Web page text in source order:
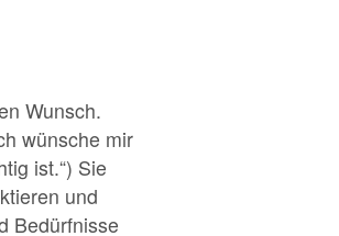
Wunsch.
wünsche mir
ist.“) Sie
und
Bedürfnisse